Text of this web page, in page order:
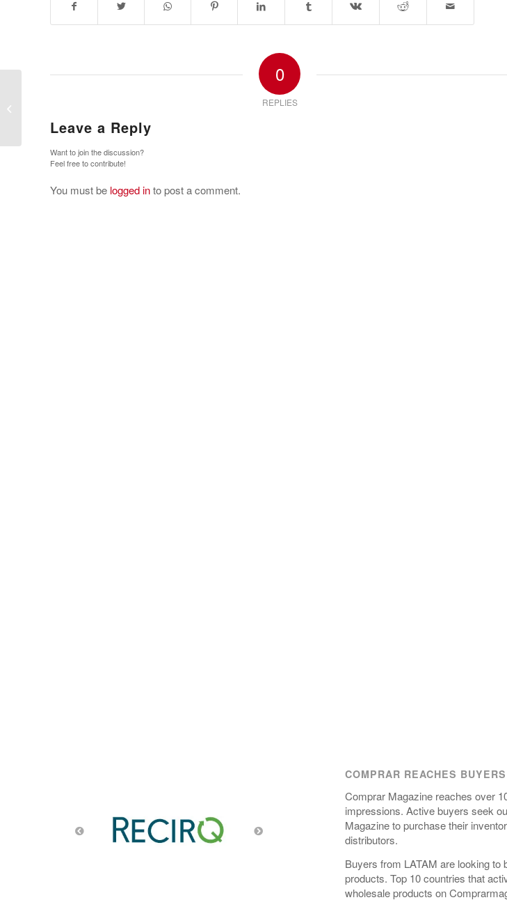
0
REPLIES
Leave a Reply
Want to join the discussion?
Feel free to contribute!
You must be logged into post a comment.
COMPRAR REACHES BUYERS
Comprar Magazine reaches over
impressions. Active buyers seek
Magazine to purchase their
distributors.
Buyers from LATAM are looking to
products. Top 10 countries that
wholesale products on